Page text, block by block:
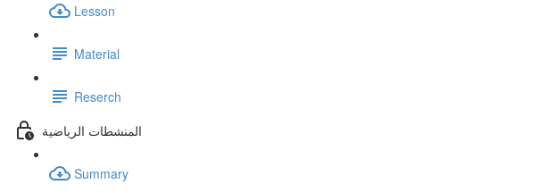
Lesson
Material
Reserch
المنشطات الرياضية
Summary